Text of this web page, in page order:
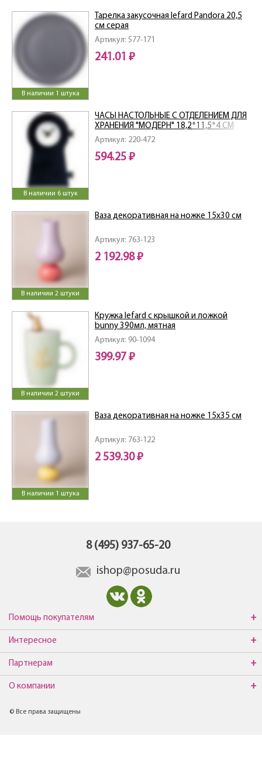
В наличии 1 штука
Артикул: 577-171
Тарелка закусочная lefard Pandora 20,5
см серая
241.01 ₽
В наличии 6 штук
Артикул: 220-472
ЧАСЫ НАСТОЛЬНЫЕ С ОТДЕЛЕНИЕМ ДЛЯ
ХРАНЕНИЯ "МОДЕРН" 18,2*11,5*4 СМ
594.25 ₽
В наличии 2 штуки
Артикул: 763-123
Ваза декоративная на ножке 15х30 см
2 192.98 ₽
В наличии 2 штуки
Артикул: 90-1094
Кружка lefard с крышкой и ложкой
bunny 390мл, мятная
399.97 ₽
В наличии 1 штука
Артикул: 763-122
Ваза декоративная на ножке 15х35 см
2 539.30 ₽
8 (495) 937-65-20
ishop@posuda.ru
Помощь покупателям
Интересное
Партнерам
О компании
© Все права защищены